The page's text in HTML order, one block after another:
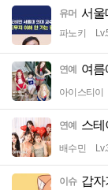
유머 서울
파노키
연예 여름
아이스티이
연예 스테
배수민
이슈 갑